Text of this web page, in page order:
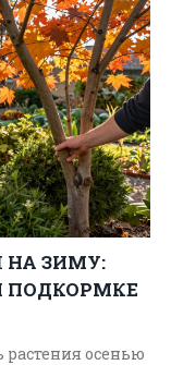
НА ЗИМУ:
ПОДКОРМКЕ
растения осенью